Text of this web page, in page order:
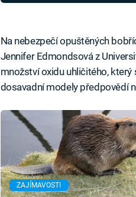
Na nebezpečí opuštěných
Jennifer Edmondsová z
množství oxidu uhličitého,
dosavadní modely předpovědí
ZAJÍMAVOSTI